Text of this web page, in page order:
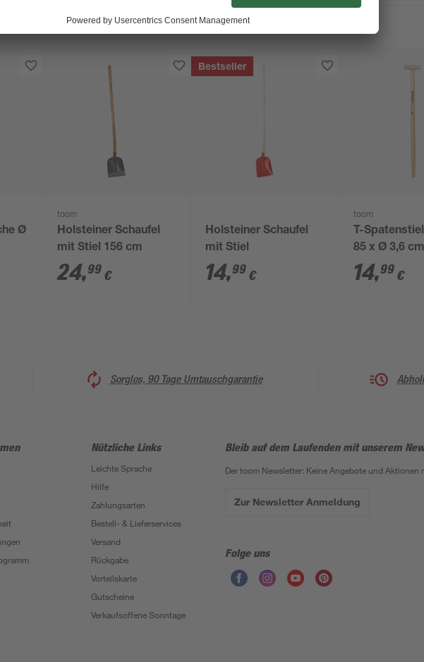
Ø
toom
Holsteiner Schaufel
mit Stiel 156 cm
24,99 €
Bestseller
Holsteiner Schaufel
mit Stiel
14,99 €
toom
T-
85 x Ø 3,6 cm
14,99 €
Sorglos, 90 Tage Umtauschgarantie
Nützliche Links
Leichte Sprache
Hilfe
Zahlungsarten
Bestell- & Lieferservices
Versand
Rückgabe
Vorteilskarte
Gutscheine
Verkaufsoffene Sonntage
Bleib auf dem Laufenden mit unserem
Der toom Newsletter: Keine Angebote und Aktionen
Zur Newsletter Anmeldung
Folge uns